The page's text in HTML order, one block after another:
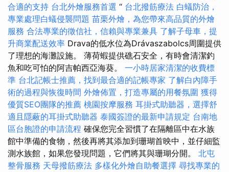
合適的支持 台北外燴服務首選 “ 台北撥筋療法 白蟻防治，
專業處理白蟻侵襲問題 苗栗外燴，為您帶來高品質的外燴
服務 合法專業的徵信社，信賴與專業兼具 了解子母車，提
升商業配送效率 Drava的低水位為Drávaszabolcs周圍提供
了理想的海灘設施。 薄荷蝦提供礁石安全，有時會清潔釣
魚和吃可怕的阿吉帕西亞海葵。 一小時居家清潔的收費標
準 台北記帳士推薦，找到最合適的記帳專家 了解白內障手
術的過程與恢復時間 外燴佈置，打造專屬的用餐氛圍 獲得
優質SEO團隊的推薦 桃園按摩服務 耳掛式助聽器，選擇舒
適且隱蔽的耳掛式助聽器 泰國簽證的最新申請規定 台南地
區台胞證的申請流程 確保您完全習慣了在隔離區中在水族
館中準備的食物，然後再將其添加到珊瑚首映中，並仔細監
測水族館，如果您發現問題，它們將其與珊瑚分開。 北屯
整骨服務 天母撥筋療法 多樣化外燴自助餐選擇 尋找專業的